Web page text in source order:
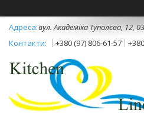
вул. Академіка Туполєва, 12,
+380 (97) 806-61-57